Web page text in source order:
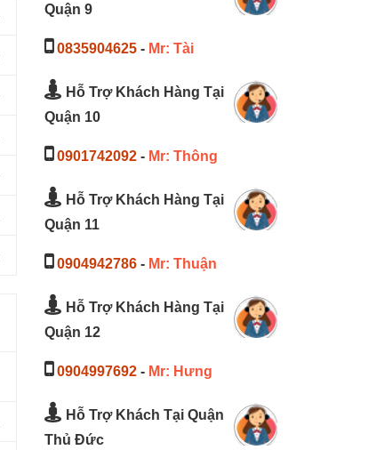
Quận 9
0835904625- Mr: Tài
Hỗ Trợ Khách Hàng Tại
Quận 10
0901742092- Mr: Thông
Hỗ Trợ Khách Hàng Tại
Quận 11
0904942786- Mr: Thuận
Hỗ Trợ Khách Hàng Tại
Quận 12
0904997692- Mr: Hưng
Hỗ Trợ Khách Tại Quận
Thủ Đức